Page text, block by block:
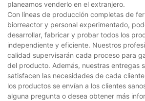
planeamos venderlo en el extranjero.
Con líneas de producción completas de
biorreactor y personal experimentado,
desarrollar, fabricar y probar todos los
independiente y eficiente. Nuestros
calidad supervisarán cada proceso para
del producto. Además, nuestras entregas
satisfacen las necesidades de cada
los productos se envían a los clientes
alguna pregunta o desea obtener más